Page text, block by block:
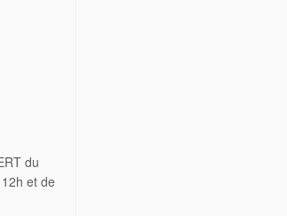
du
et de